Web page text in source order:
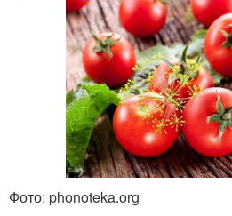
Фото: phonoteka.org